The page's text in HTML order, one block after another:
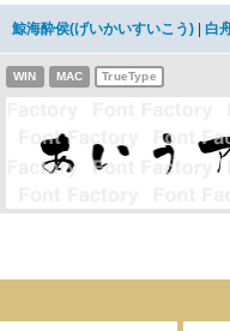
鯨海酔侯(げいかいすいこう) 白
WIN MAC TrueType